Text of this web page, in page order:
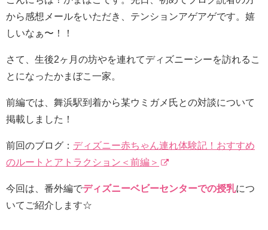
から感想メールをいただき、テンションアゲアゲです。嬉
しいなぁ〜！！
さて、生後2ヶ月の坊やを連れてディズニーシーを訪れるこ
とになったかまぼこ一家。
前編では、舞浜駅到着から某ウミガメ氏との対談について
掲載しました！
前回のブログ： ディズニー赤ちゃん連れ体験記！おすすめ
のルートとアトラクション＜前編＞
今回は、番外編でディズニーベビーセンターでの授乳につ
いてご紹介します☆